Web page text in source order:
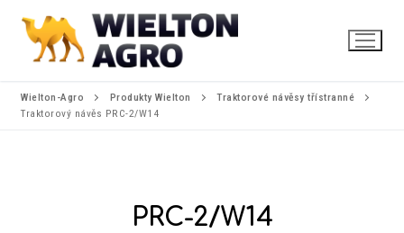
Wielton-Agro Produkty Wielton
Traktorové návěsy třístranné
Traktorový návěs PRC-2/W14
PRC-2/W14